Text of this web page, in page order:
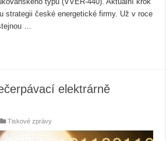
strategii české energetické firmy. Už v roce
…
elektrárně
Tiskové zprávy